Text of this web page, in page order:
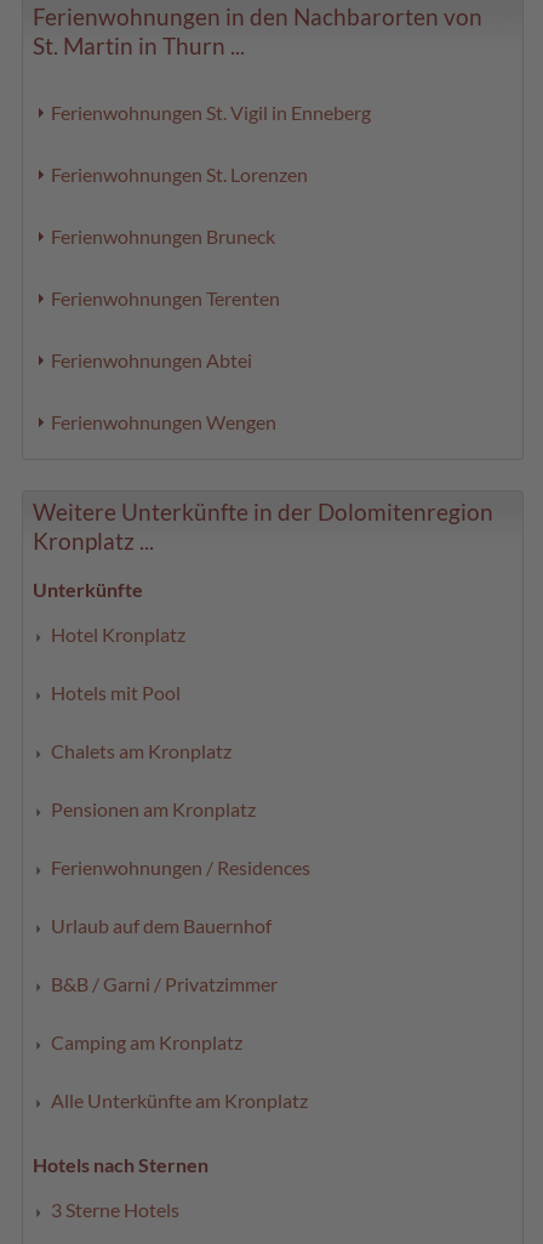
Ferienwohnungen in den Nachbarorten von
St. Martin in Thurn ...
Ferienwohnungen St. Vigil in Enneberg
Ferienwohnungen St. Lorenzen
Ferienwohnungen Bruneck
Ferienwohnungen Terenten
Ferienwohnungen Abtei
Ferienwohnungen Wengen
Weitere Unterkünfte in der Dolomitenregion
Kronplatz ...
Unterkünfte
Hotel Kronplatz
Hotels mit Pool
Chalets am Kronplatz
Pensionen am Kronplatz
Ferienwohnungen / Residences
Urlaub auf dem Bauernhof
B&B / Garni / Privatzimmer
Camping am Kronplatz
Alle Unterkünfte am Kronplatz
Hotels nach Sternen
3 Sterne Hotels